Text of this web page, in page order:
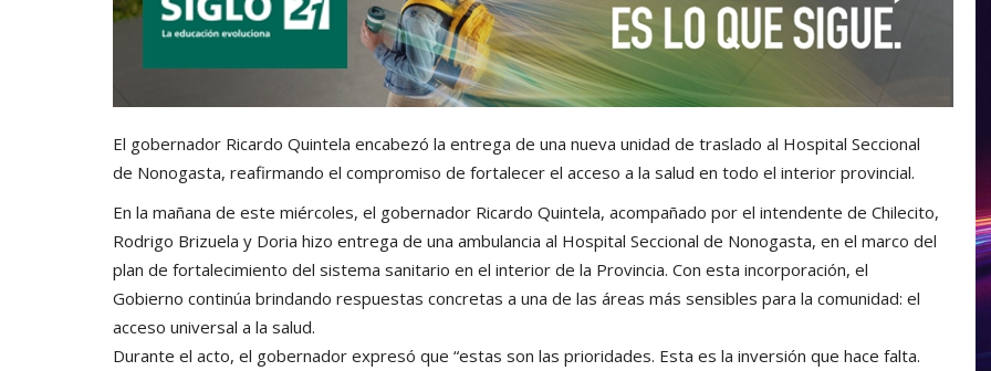
El gobernador Ricardo Quintela encabezó la entrega de una nueva unidad de traslado al Hospital Seccional
de Nonogasta, reafirmando el compromiso de fortalecer el acceso a la salud en todo el interior provincial.
En la mañana de este miércoles, el gobernador Ricardo Quintela, acompañado por el intendente de Chilecito,
Rodrigo Brizuela y Doria hizo entrega de una ambulancia al Hospital Seccional de Nonogasta, en el marco del
plan de fortalecimiento del sistema sanitario en el interior de la Provincia. Con esta incorporación, el
Gobierno continúa brindando respuestas concretas a una de las áreas más sensibles para la comunidad: el
acceso universal a la salud.
Durante el acto, el gobernador expresó que “estas son las prioridades. Esta es la inversión que hace falta.